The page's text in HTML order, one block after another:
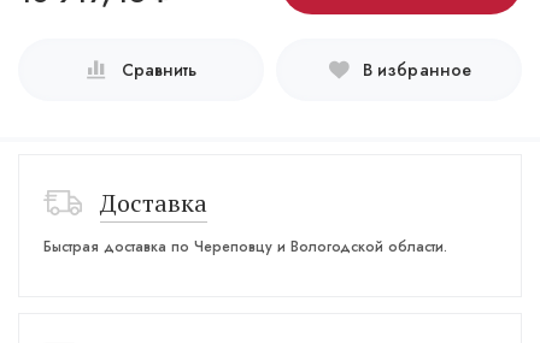
Сравнить В избранное
Доставка
Быстрая доставка по Череповцу и Вологодской области.